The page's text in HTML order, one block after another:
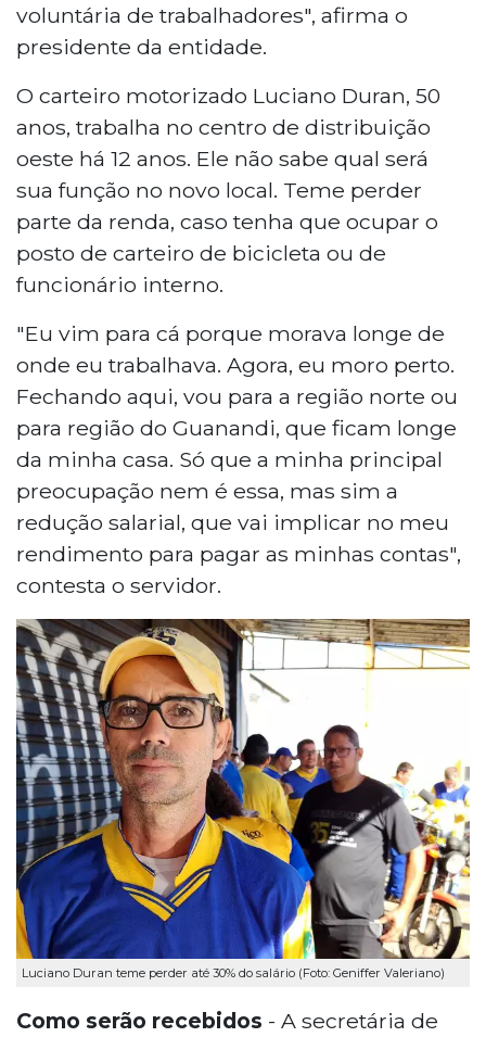
voluntária de trabalhadores", afirma o
presidente da entidade.
O carteiro motorizado Luciano Duran, 50
anos, trabalha no centro de distribuição
oeste há 12 anos. Ele não sabe qual será
sua função no novo local. Teme perder
parte da renda, caso tenha que ocupar o
posto de carteiro de bicicleta ou de
funcionário interno.
"Eu vim para cá porque morava longe de
onde eu trabalhava. Agora, eu moro perto.
Fechando aqui, vou para a região norte ou
para região do Guanandi, que ficam longe
da minha casa. Só que a minha principal
preocupação nem é essa, mas sim a
redução salarial, que vai implicar no meu
rendimento para pagar as minhas contas",
contesta o servidor.
Luciano Duran teme perder até 30% do salário (Foto: Geniffer Valeriano)
Como serão recebidos - A secretária de